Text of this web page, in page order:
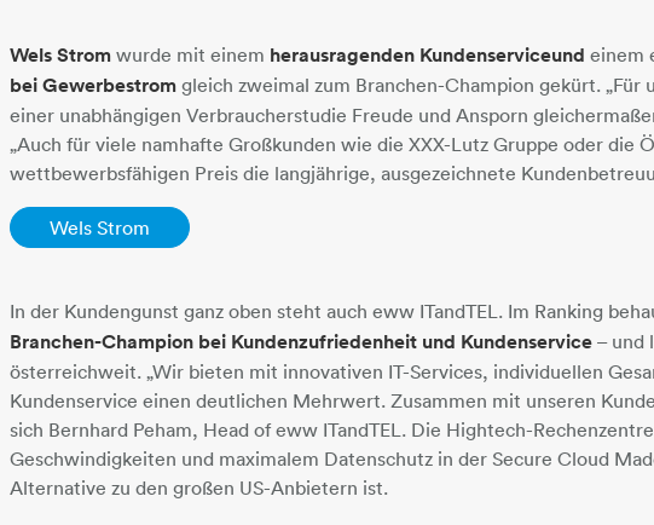
Wels Strom wurde mit einem herausragenden Kundenserviceund einem
bei Gewerbestrom gleich zweimal zum Branchen-Champion gekürt. „Für
einer unabhängigen Verbraucherstudie Freude und Ansporn
„Auch für viele namhafte Großkunden wie die XXX-Lutz Gruppe oder die
wettbewerbsfähigen Preis die langjährige, ausgezeichnete
Wels Strom
In der Kundengunst ganz oben steht auch eww ITandTEL. Im Ranking
Branchen-Champion bei Kundenzufriedenheit und Kundenservice – und
österreichweit. „Wir bieten mit innovativen IT-Services, individuellen
Kundenservice einen deutlichen Mehrwert. Zusammen mit unseren
sich Bernhard Peham, Head of eww ITandTEL. Die Hightech-
Geschwindigkeiten und maximalem Datenschutz in der Secure Cloud
Alternative zu den großen US-Anbietern ist.